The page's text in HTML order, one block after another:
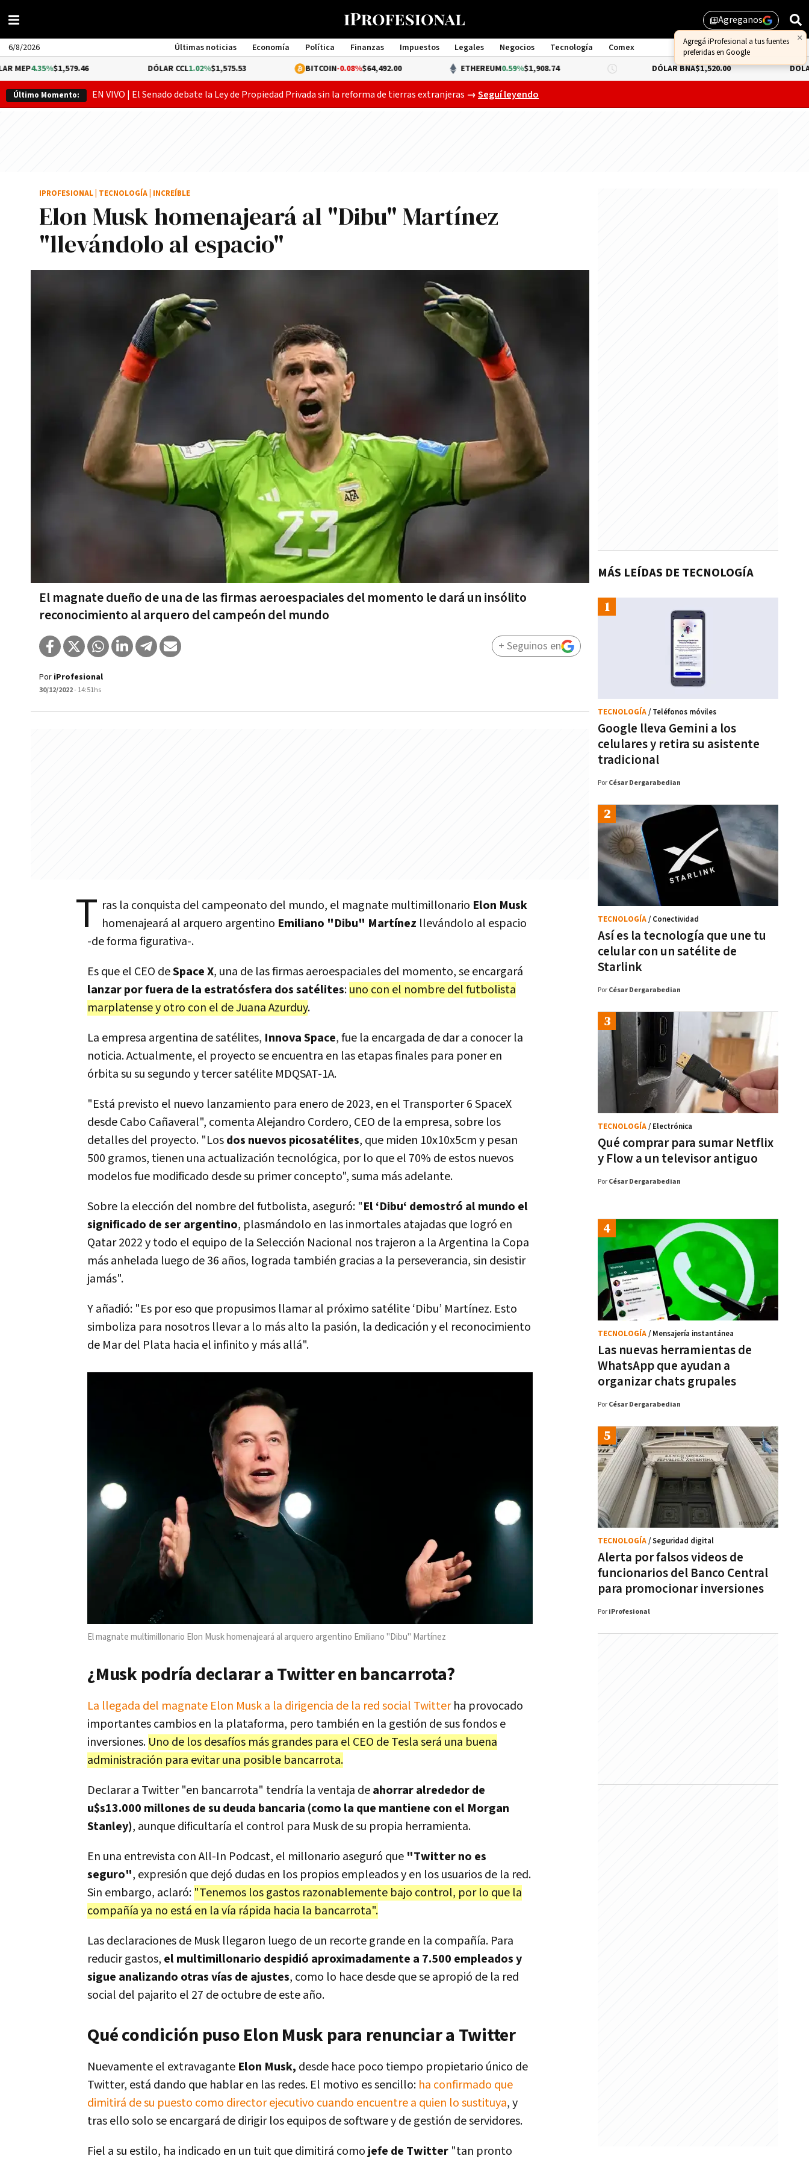
library_addAgreganos
×
Agregá iProfesional a tus fuentes
preferidas en Google
6/8/2026 Últimas noticias Economía Política Finanzas Impuestos Legales Negocios Tecnología
Comex
Management
$1,579.46 1.02%$1,575.53 -0.08%$64,492.00 ETHEREUM 0.59%$1,908.74 DÓLAR BNA $1,520.00 DÓLAR BLUE-
Último Momento: EN VIVO | El Senado debate la Ley de Propiedad Privada sin la reforma de tierras extranjeras Gobierno busca aprobar lo que queda de "propiedad privada" y evitar un
→Seguí leyendo
Elon Musk homenajeará al "Dibu" Martínez
"llevándolo al espacio"
El magnate dueño de una de las firmas aeroespaciales del momento le dará un insólito
reconocimiento al arquero del campeón del mundo
IPROFESIONAL TECNOLOGÍA INCREÍBLE
Por iProfesional
30/12/2022- 14:51hs
+ Seguinos en
T ras la conquista del campeonato del mundo, el magnate multimillonario Elon Musk
homenajeará al arquero argentino Emiliano "Dibu" Martínez llevándolo al espacio
-de forma figurativa-.
Es que el CEO deSpace X, una de las firmas aeroespaciales del momento, se encargará
lanzar por fuera de la estratósfera dos satélites:uno con el nombre del futbolista
marplatense y otro con el de Juana Azurduy.
La empresa argentina de satélites, Innova Space, fue la encargada de dar a conocer la
noticia. Actualmente, el proyecto se encuentra en las etapas finales para poner en
órbita su su segundo y tercer satélite MDQSAT-1A.
"Está previsto el nuevo lanzamiento para enero de 2023, en el Transporter 6 SpaceX
desde Cabo Cañaveral", comenta Alejandro Cordero, CEO de la empresa, sobre los
detalles del proyecto. "Losdos nuevos picosatélites, que miden 10x10x5cm y pesan
500 gramos, tienen una actualización tecnológica, por lo que el 70% de estos nuevos
modelos fue modificado desde su primer concepto", suma más adelante.
Sobre la elección del nombre del futbolista, aseguró: "El ‘Dibu‘ demostró al mundo el
significado de ser argentino, plasmándolo en las inmortales atajadas que logró en
Qatar 2022 y todo el equipo de la Selección Nacional nos trajeron a la Argentina la Copa
más anhelada luego de 36 años, lograda también gracias a la perseverancia, sin desistir
jamás".
Y añadió: "Es por eso que propusimos llamar al próximo satélite ‘Dibu’ Martínez. Esto
simboliza para nosotros llevar a lo más alto la pasión, la dedicación y el reconocimiento
de Mar del Plata hacia el infinito y más allá".
El magnate multimillonario Elon Musk homenajeará al arquero argentino Emiliano "Dibu" Martínez
¿Musk podría declarar a Twitter en bancarrota?
La llegada del magnate Elon Musk a la dirigencia de la red social Twitterha provocado
importantes cambios en la plataforma, pero también en la gestión de sus fondos e
inversiones. Uno de los desafíos más grandes para el CEO de Tesla será una buena
administración para evitar una posible bancarrota.
Declarar a Twitter "en bancarrota" tendría la ventaja deahorrar alrededor de
u$s13.000 millones de su deuda bancaria (como la que mantiene con el Morgan
Stanley), aunque dificultaría el control para Musk de su propia herramienta.
En una entrevista con All-In Podcast, el millonario aseguró que "Twitter no es
seguro", expresión que dejó dudas en los propios empleados y en los usuarios de la red.
Sin embargo, aclaró: "Tenemos los gastos razonablemente bajo control, por lo que la
compañía ya no está en la vía rápida hacia la bancarrota".
Las declaraciones de Musk llegaron luego de un recorte grande en la compañía. Para
reducir gastos, el multimillonario despidió aproximadamente a 7.500 empleados y
sigue analizando otras vías de ajustes, como lo hace desde que se apropió de la red
social del pajarito el 27 de octubre de este año.
Qué condición puso Elon Musk para renunciar a Twitter
Nuevamente el extravagante Elon Musk, desde hace poco tiempo propietario único de
Twitter, está dando que hablar en las redes. El motivo es sencillo: ha confirmado que
dimitirá de su puesto como director ejecutivo cuando encuentre a quien lo sustituya, y
tras ello solo se encargará de dirigir los equipos de software y de gestión de servidores.
Fiel a su estilo, ha indicado en un tuit que dimitirá como jefe de Twitter "tan pronto
MÁS LEÍDAS DE TECNOLOGÍA
Google lleva Gemini a los
celulares y retira su asistente
tradicional
TECNOLOGÍA/ Teléfonos móviles
Por César Dergarabedian
Así es la tecnología que une tu
celular con un satélite de
Starlink
TECNOLOGÍA/ Conectividad
Por César Dergarabedian
Qué comprar para sumar Netflix
y Flow a un televisor antiguo
TECNOLOGÍA/ Electrónica
Por César Dergarabedian
Las nuevas herramientas de
WhatsApp que ayudan a
organizar chats grupales
TECNOLOGÍA/ Mensajería instantánea
Por César Dergarabedian
Alerta por falsos videos de
funcionarios del Banco Central
para promocionar inversiones
TECNOLOGÍA/ Seguridad digital
Por iProfesional